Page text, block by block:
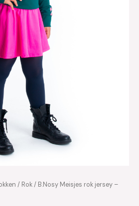
/ Rok/ B.Nosy Meisjes rok jersey –